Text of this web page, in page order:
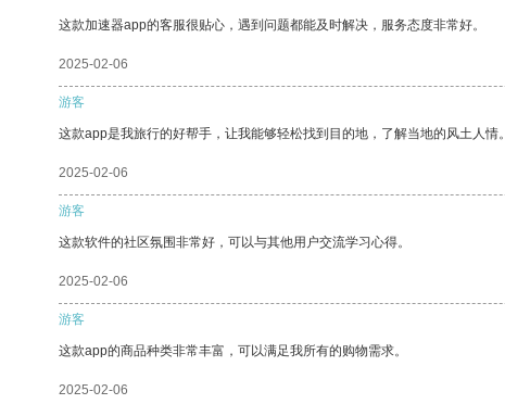
这款加速器app的客服很贴心，遇到问题都能及时解决，服务态度非常好。
2025-02-06
游客
这款app是我旅行的好帮手，让我能够轻松找到目的地，了解当地的风土人情。
2025-02-06
游客
这款软件的社区氛围非常好，可以与其他用户交流学习心得。
2025-02-06
游客
这款app的商品种类非常丰富，可以满足我所有的购物需求。
2025-02-06